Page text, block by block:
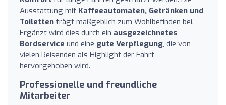
Ausstattung mit Kaffeeautomaten, Getränken und
Toiletten trägt maßgeblich zum Wohlbefinden bei.
Ergänzt wird dies durch ein ausgezeichnetes
Bordservice und eine gute Verpflegung, die von
vielen Reisenden als Highlight der Fahrt
hervorgehoben wird.
Professionelle und freundliche
Mitarbeiter